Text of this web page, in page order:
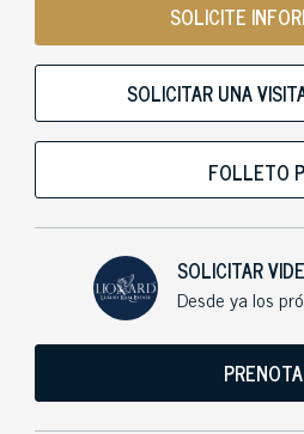
SOLICITE
SOLICITAR UNA
FOLLETO
SOLICITAR
Desde ya los